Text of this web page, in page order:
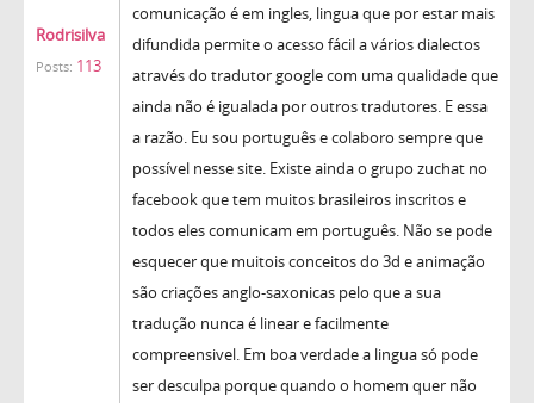
Rodrisilva
Posts: 113
comunicação é em ingles, lingua que por estar mais
difundida permite o acesso fácil a vários dialectos
através do tradutor google com uma qualidade que
ainda não é igualada por outros tradutores. E essa
a razão. Eu sou português e colaboro sempre que
possível nesse site. Existe ainda o grupo zuchat no
facebook que tem muitos brasileiros inscritos e
todos eles comunicam em português. Não se pode
esquecer que muitois conceitos do 3d e animação
são criações anglo-saxonicas pelo que a sua
tradução nunca é linear e facilmente
compreensivel. Em boa verdade a lingua só pode
ser desculpa porque quando o homem quer não